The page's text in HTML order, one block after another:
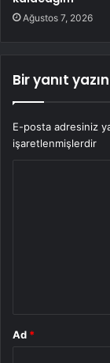
Ağustos 7, 2026
Bir yanıt yazın
E-posta adresiniz
işaretlenmişlerdir
Ad *